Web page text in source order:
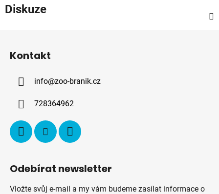
Diskuze
Kontakt
info@zoo-branik.cz
728364962
Odebírat newsletter
Vložte svůj e-mail a my vám budeme zasílat informace o